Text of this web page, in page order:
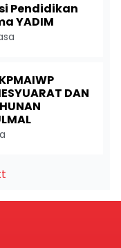
Pendidikan
YADIM
DAN